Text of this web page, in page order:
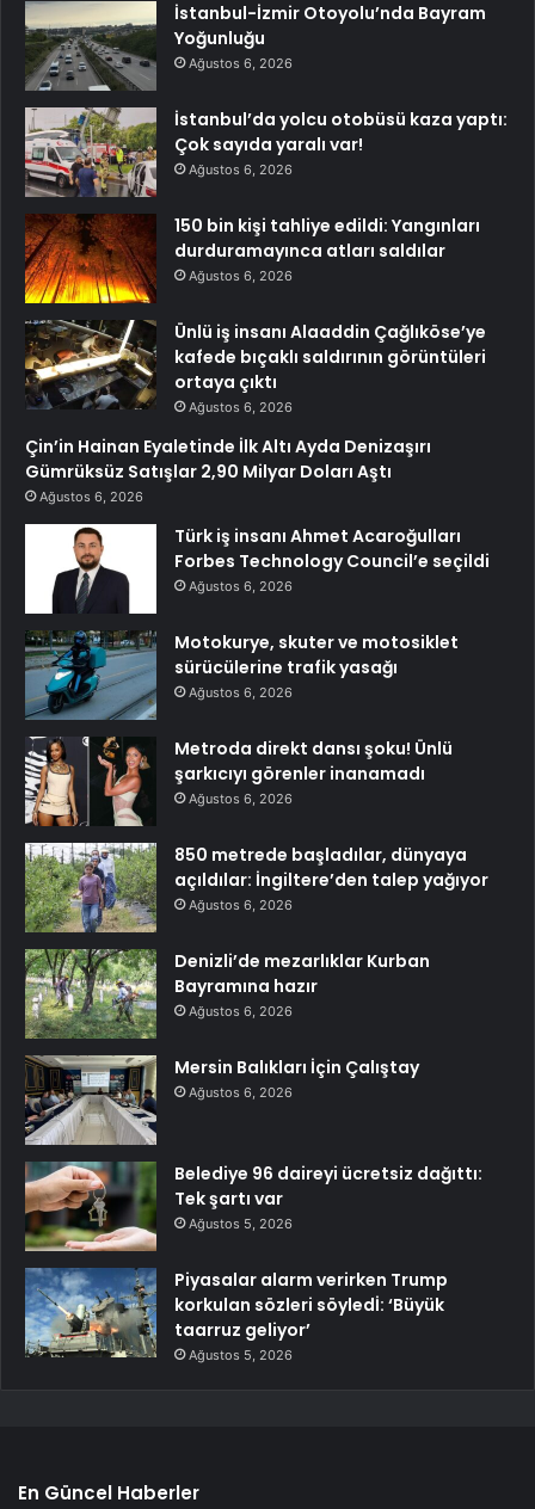
İstanbul-İzmir Otoyolu’nda Bayram
Yoğunluğu
Ağustos 6, 2026
İstanbul’da yolcu otobüsü kaza yaptı:
Çok sayıda yaralı var!
Ağustos 6, 2026
150 bin kişi tahliye edildi: Yangınları
durduramayınca atları saldılar
Ağustos 6, 2026
Ünlü iş insanı Alaaddin Çağlıköse’ye
kafede bıçaklı saldırının görüntüleri
ortaya çıktı
Ağustos 6, 2026
Çin’in Hainan Eyaletinde İlk Altı Ayda Denizaşırı
Gümrüksüz Satışlar 2,90 Milyar Doları Aştı
Ağustos 6, 2026
Türk iş insanı Ahmet Acaroğulları
Forbes Technology Council’e seçildi
Ağustos 6, 2026
Motokurye, skuter ve motosiklet
sürücülerine trafik yasağı
Ağustos 6, 2026
Metroda direkt dansı şoku! Ünlü
şarkıcıyı görenler inanamadı
Ağustos 6, 2026
850 metrede başladılar, dünyaya
açıldılar: İngiltere’den talep yağıyor
Ağustos 6, 2026
Denizli’de mezarlıklar Kurban
Bayramına hazır
Ağustos 6, 2026
Mersin Balıkları İçin Çalıştay
Ağustos 6, 2026
Belediye 96 daireyi ücretsiz dağıttı:
Tek şartı var
Ağustos 5, 2026
Piyasalar alarm verirken Trump
korkulan sözleri söyledİ: ‘Büyük
taarruz geliyor’
Ağustos 5, 2026
En Güncel Haberler